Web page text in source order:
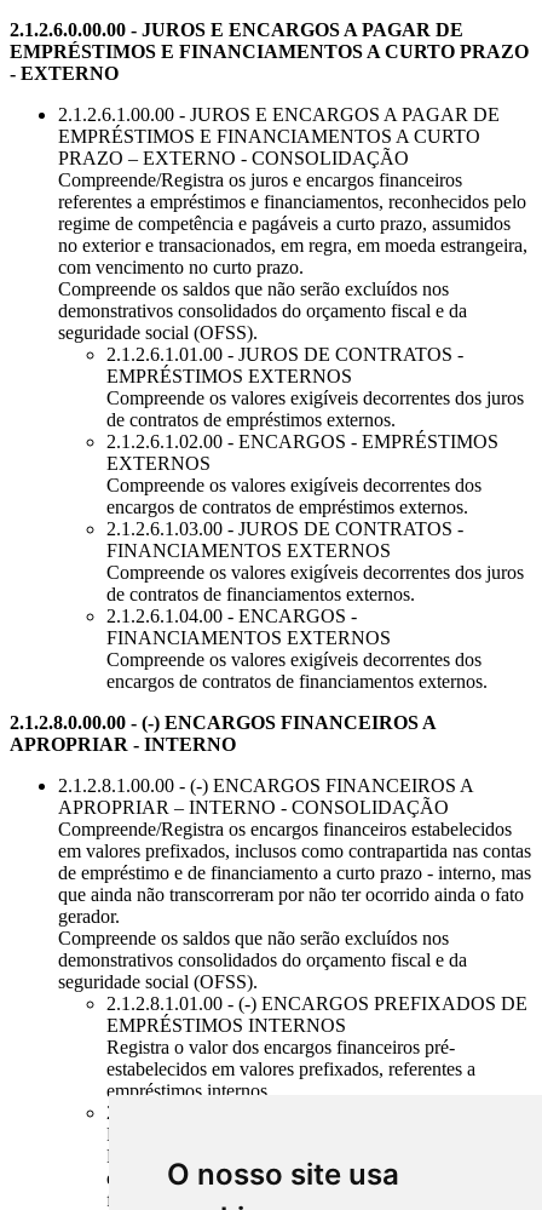
O nosso site usa
2.1.2.6.0.00.00 - JUROS E ENCARGOS A PAGAR DE
EMPRÉSTIMOS E FINANCIAMENTOS A CURTO PRAZO
- EXTERNO
2.1.2.6.1.00.00 - JUROS E ENCARGOS A PAGAR DE
EMPRÉSTIMOS E FINANCIAMENTOS A CURTO
PRAZO – EXTERNO - CONSOLIDAÇÃO
Compreende/Registra os juros e encargos financeiros
referentes a empréstimos e financiamentos, reconhecidos pelo
regime de competência e pagáveis a curto prazo, assumidos
no exterior e transacionados, em regra, em moeda estrangeira,
com vencimento no curto prazo.
Compreende os saldos que não serão excluídos nos
demonstrativos consolidados do orçamento fiscal e da
seguridade social (OFSS).
2.1.2.6.1.01.00 - JUROS DE CONTRATOS -
EMPRÉSTIMOS EXTERNOS
Compreende os valores exigíveis decorrentes dos juros
de contratos de empréstimos externos.
2.1.2.6.1.02.00 - ENCARGOS - EMPRÉSTIMOS
EXTERNOS
Compreende os valores exigíveis decorrentes dos
encargos de contratos de empréstimos externos.
2.1.2.6.1.03.00 - JUROS DE CONTRATOS -
FINANCIAMENTOS EXTERNOS
Compreende os valores exigíveis decorrentes dos juros
de contratos de financiamentos externos.
2.1.2.6.1.04.00 - ENCARGOS -
FINANCIAMENTOS EXTERNOS
Compreende os valores exigíveis decorrentes dos
encargos de contratos de financiamentos externos.
2.1.2.8.0.00.00 - (-) ENCARGOS FINANCEIROS A
APROPRIAR - INTERNO
2.1.2.8.1.00.00 - (-) ENCARGOS FINANCEIROS A
APROPRIAR – INTERNO - CONSOLIDAÇÃO
Compreende/Registra os encargos financeiros estabelecidos
em valores prefixados, inclusos como contrapartida nas contas
de empréstimo e de financiamento a curto prazo - interno, mas
que ainda não transcorreram por não ter ocorrido ainda o fato
gerador.
Compreende os saldos que não serão excluídos nos
demonstrativos consolidados do orçamento fiscal e da
seguridade social (OFSS).
2.1.2.8.1.01.00 - (-) ENCARGOS PREFIXADOS DE
EMPRÉSTIMOS INTERNOS
Registra o valor dos encargos financeiros pré-
estabelecidos em valores prefixados, referentes a
empréstimos internos.
2.1.2.8.1.02.00 - (-) ENCARGOS PREFIXADOS DE
FINANCIAMENTOS INTERNOS
Registra o valor dos encargos financeiros pré-
estabelecidos em valores prefixados, referentes a
financiamentos internos.